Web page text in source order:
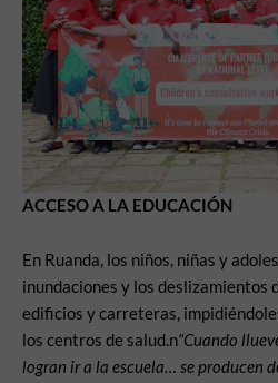
ACCESO A LA EDUCACIÓN
En Ruanda, los niños, niñas y
inundaciones y los deslizamientos
edificios y carreteras,
los centros de salud.n“Cuando
logran ir a la escuela… se producen